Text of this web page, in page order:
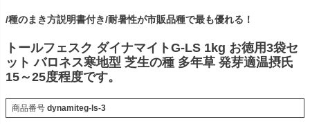
/種のまき方説明書付き/耐暑性が市販品種で最も優れる！
トールフェスク ダイナマイトG-LS 1kg お徳用3袋セ
ット バロネス寒地型 芝生の種 多年草 発芽適温摂氏
15～25度程度です。
商品番号 dynamiteg-ls-3